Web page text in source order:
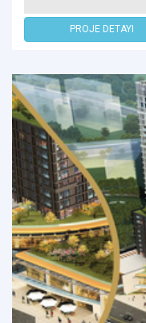
PROJE DETAYI